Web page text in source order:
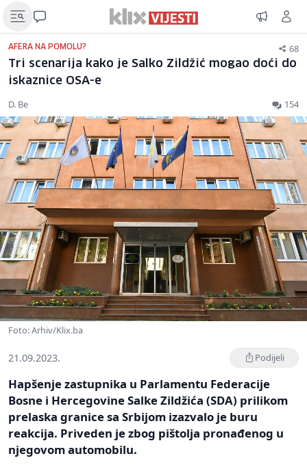
AFERA NA POMOLU? 68
Tri scenarija kako je Salko Zildžić mogao doći do
iskaznice OSA-e
D. Be 154
Foto: Arhiv/Klix.ba
21.09.2023. Podijeli
Hapšenje zastupnika u Parlamentu Federacije
Bosne i Hercegovine Salke Zildžića (SDA) prilikom
prelaska granice sa Srbijom izazvalo je buru
reakcija. Priveden je zbog pištolja pronađenog u
njegovom automobilu.